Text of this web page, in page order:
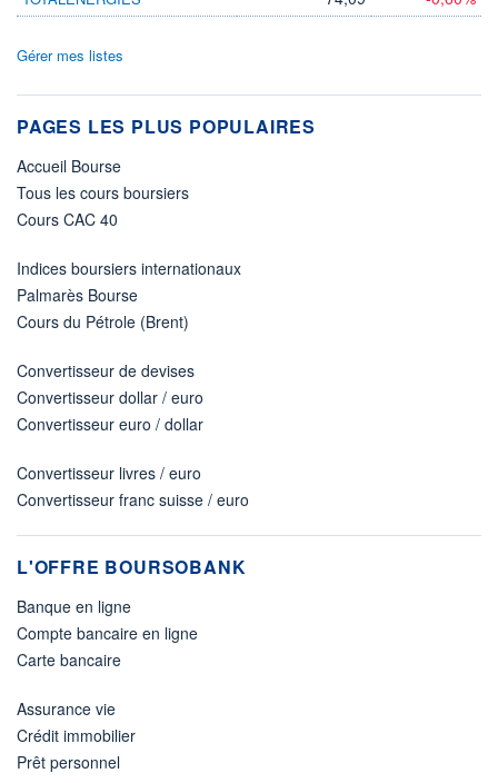
Gérer mes listes
PAGES LES PLUS POPULAIRES
Accueil Bourse
Tous les cours boursiers
Cours CAC 40
Indices boursiers internationaux
Palmarès Bourse
Cours du Pétrole (Brent)
Convertisseur de devises
Convertisseur dollar / euro
Convertisseur euro / dollar
Convertisseur livres / euro
Convertisseur franc suisse / euro
L'OFFRE BOURSOBANK
Banque en ligne
Compte bancaire en ligne
Carte bancaire
Assurance vie
Crédit immobilier
Prêt personnel